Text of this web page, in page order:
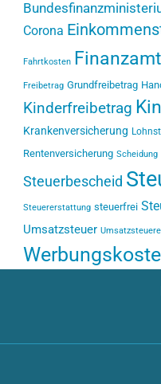
Corona
Fahrtkosten Finanzamt
Freibetrag Grundfreibetrag
Kinderfreibetrag
Krankenversicherung
Rentenversicherung Scheidung
Steuerbescheid
Steuererstattung steuerfrei
Umsatzsteuer